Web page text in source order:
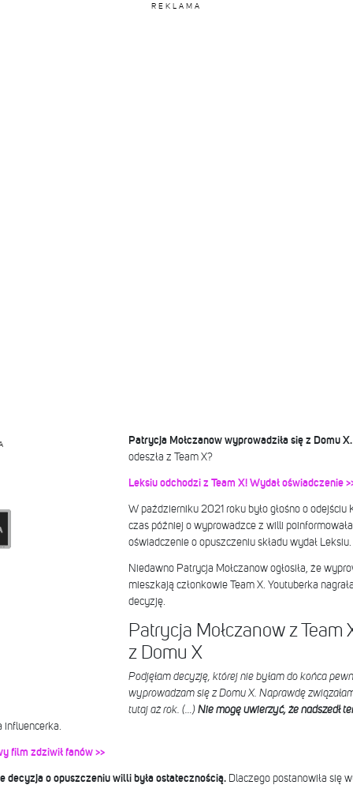
REKLAMA
Patrycja Mołczanow wyprowadziła się z Domu
odeszła z Team X?
Leksiu odchodzi z Team X! Wydał oświadczenie
W październiku 2021 roku było głośno o odejściu
czas później o wyprowadzce z willi
oświadczenie o opuszczeniu składu wydał Leksiu.
Niedawno Patrycja Mołczanow ogłosiła, że
mieszkają członkowie Team X. Youtuberka
decyzję.
Patrycja Mołczanow z Team
z Domu X
Podjęłam decyzję, której nie byłam do końca
wyprowadzam się z Domu X. Naprawdę
tutaj aż rok. (…) Nie mogę uwierzyć, że nadszedł
influencerka.
film zdziwił fanów >>
decyzja o opuszczeniu willi była ostatecznością.Dlaczego postanowiła się